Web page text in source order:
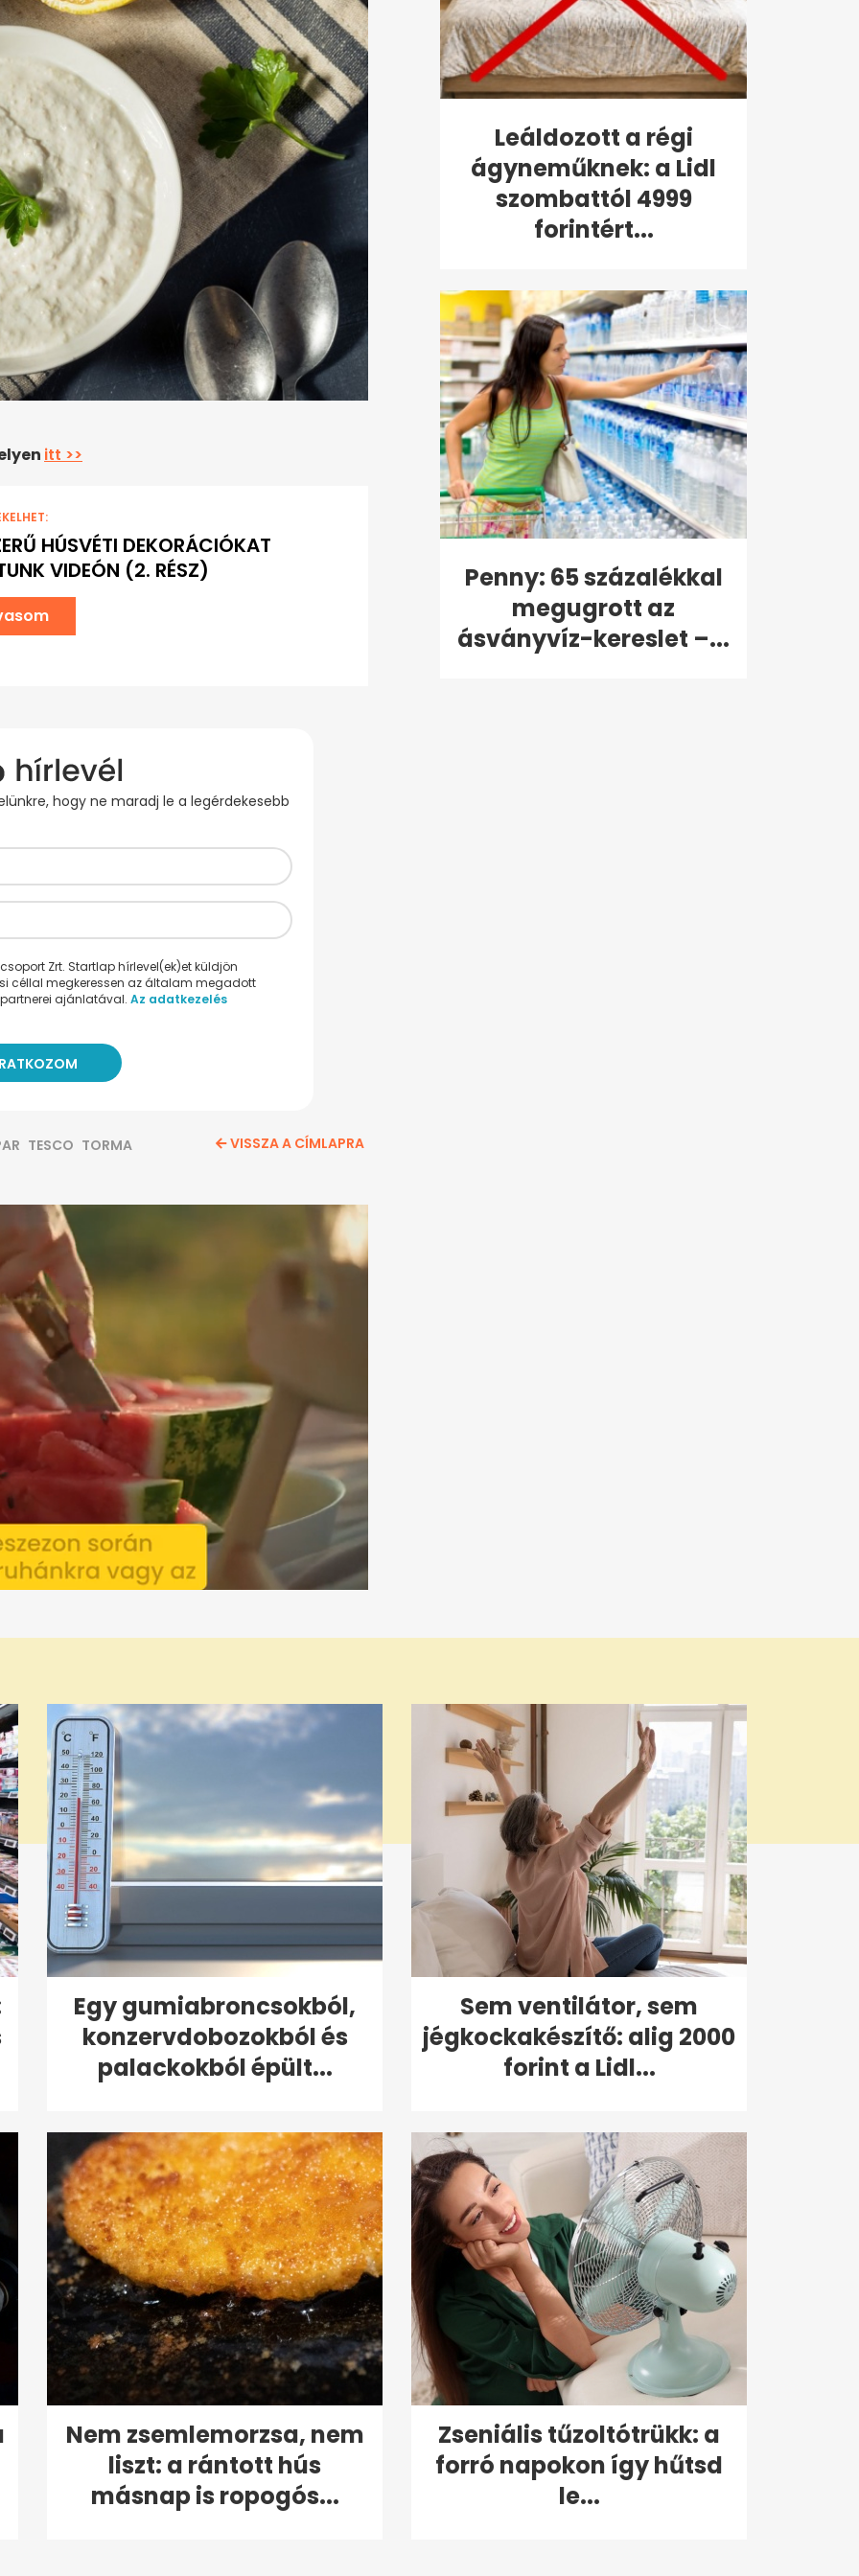
itt >>
HÚSVÉTI DEKORÁCIÓKAT
VIDEÓN (2. RÉSZ)
hogy ne maradj le a legérdekesebb
Zrt. Startlap hírlevel(ek)et küldjön
céllal megkeressen az általam megadott
ajánlatával. Az adatkezelés
TESCO TORMA VISSZA A CÍMLAPRA
Leáldozott a régi
ágyneműknek: a Lidl
szombattól 4999
forintért...
Penny: 65 százalékkal
megugrott az
ásványvíz-kereslet –...
Egy gumiabroncsokból,
konzervdobozokból és
palackokból épült...
Sem ventilátor, sem
jégkockakészítő: alig 2000
forint a Lidl...
Nem zsemlemorzsa, nem
liszt: a rántott hús
másnap is ropogós...
Zseniális tűzoltótrükk: a
forró napokon így hűtsd
le...